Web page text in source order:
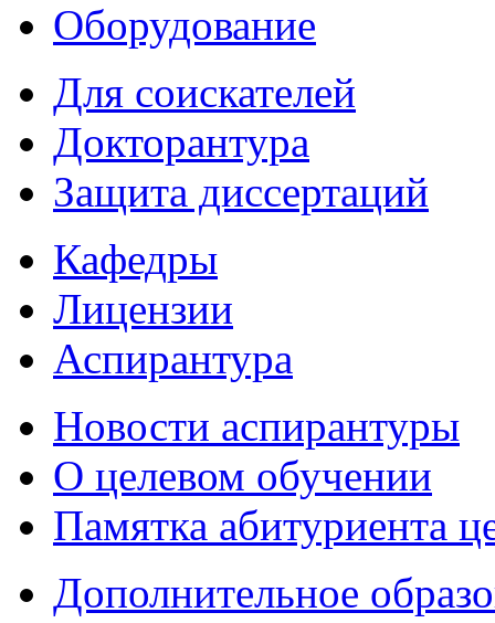
Оборудование
Для соискателей
Докторантура
Защита диссертаций
Кафедры
Лицензии
Аспирантура
Новости аспирантуры
О целевом обучении
Памятка абитуриента
Дополнительное